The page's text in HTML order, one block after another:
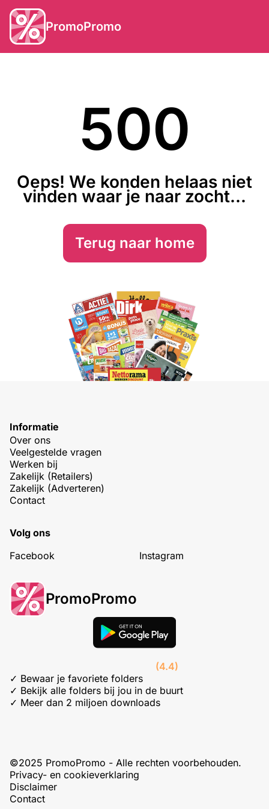
PromoPromo
500
Oeps! We konden helaas niet
vinden waar je naar zocht...
Terug naar home
Informatie
Over ons
Veelgestelde vragen
Werken bij
Zakelijk (Retailers)
Zakelijk (Adverteren)
Contact
Volg ons
Facebook
Instagram
PromoPromo
(4.4)
✓ Bewaar je favoriete folders
✓ Bekijk alle folders bij jou in de buurt
✓ Meer dan 2 miljoen downloads
©2025 PromoPromo - Alle rechten voorbehouden.
Privacy- en cookieverklaring
Disclaimer
Contact